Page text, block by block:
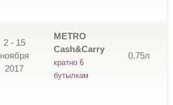
2 - 15
ноября
2017
METRO
Cash&Carry
кратно 6
бутылкам
0,75л